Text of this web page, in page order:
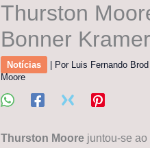
Thurston
Bonner
Notícias | Por Luis Fernando Brod
Moore
Thurston Moore juntou-se